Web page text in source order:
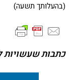
(בהעלותך תשעה)
כתבות שעשויות